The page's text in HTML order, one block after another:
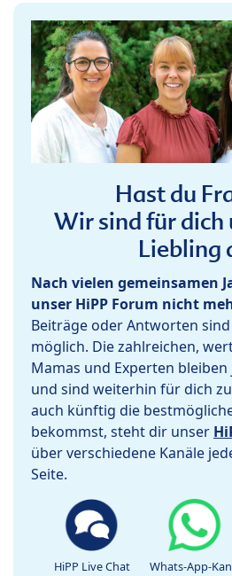
Hast du
Wir sind für dich
Liebling
Nach vielen gemeinsamen
unser HiPP Forum nicht
Beiträge oder Antworten
möglich. Die zahlreichen,
Mamas und Experten
und sind weiterhin für dich
auch künftig die
bekommst, steht dir unser
über verschiedene Kanäle
Seite.
HiPP Live Chat Whats-App-